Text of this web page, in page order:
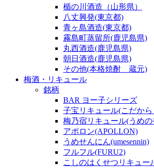
楯の川酒造（山形県）
八丈興発(東京都)
青ヶ島酒造(東京都)
霧島町蒸留所(鹿児島県)
丸西酒造(鹿児島県)
朝日酒造(鹿児島県)
その他(本格焼酎 蔵元)
梅酒・リキュール
銘柄
BAR ヨー子シリーズ
子宝リキュール(こだか
梅乃宿リキュール(うめ
アポロン(APOLLON)
うめせんにん(umesennin)
フルフル(FURU2)
こしのはくせつリキュー